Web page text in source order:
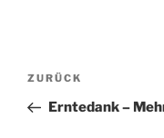
Beitrags-
Vorheriger
Beitrag
ZURÜCK
Erntedank –